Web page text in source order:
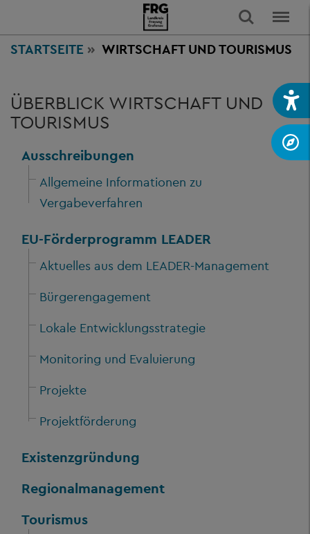
STARTSEITE WIRTSCHAFT UND TOURISMUS
ÜBERBLICK WIRTSCHAFT UND
TOURISMUS
Ausschreibungen
Allgemeine Informationen zu
Vergabeverfahren
EU-Förderprogramm LEADER
Aktuelles aus dem LEADER-Management
Bürgerengagement
Lokale Entwicklungsstrategie
Monitoring und Evaluierung
Projekte
Projektförderung
Existenzgründung
Regionalmanagement
Tourismus